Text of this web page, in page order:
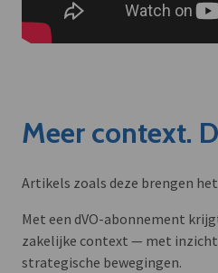
Meer context.
Artikels zoals deze brengen
Met een dVO-abonnement
zakelijke context — met
strategische bewegingen.